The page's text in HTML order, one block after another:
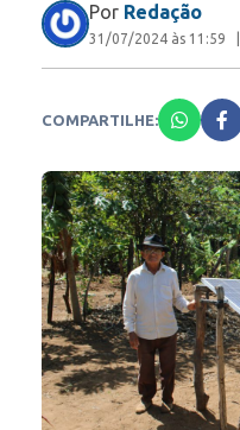
Por Redação
31/07/2024 às 11:59
COMPARTILHE: